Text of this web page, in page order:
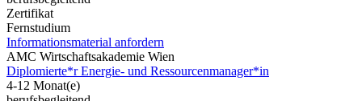
Zertifikat
Fernstudium
Informationsmaterial anfordern
AMC Wirtschaftsakademie Wien
Diplomierte*r Energie- und Ressourcenmanager*in
4-12 Monat(e)